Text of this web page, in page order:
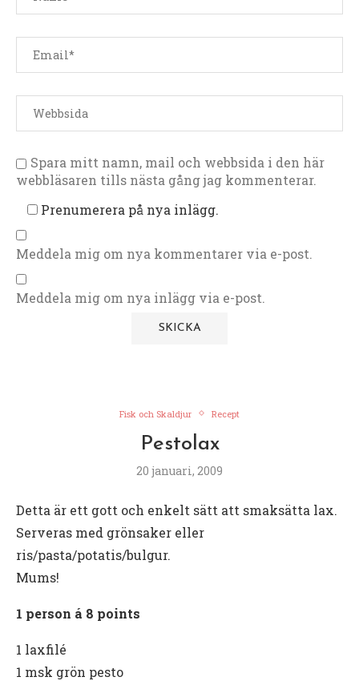
Spara mitt namn, mail och webbsida i den här
webbläsaren tills nästa gång jag kommenterar.
Prenumerera på nya inlägg.
Meddela mig om nya kommentarer via e-post.
Meddela mig om nya inlägg via e-post.
Fisk och Skaldjur Recept
Pestolax
20 januari, 2009
Detta är ett gott och enkelt sätt att smaksätta lax.
Serveras med grönsaker eller
ris/pasta/potatis/bulgur.
Mums!
1 person á 8 points
1 laxfilé
1 msk grön pesto